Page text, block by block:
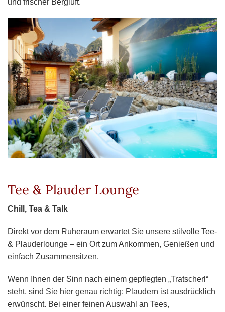
Tee & Plauder Lounge
Chill, Tea & Talk
Direkt vor dem Ruheraum erwartet Sie unsere stilvolle Tee-
& Plauderlounge – ein Ort zum Ankommen, Genießen und
einfach Zusammensitzen.
Wenn Ihnen der Sinn nach einem gepflegten „Tratscherl“
steht, sind Sie hier genau richtig: Plaudern ist ausdrücklich
erwünscht. Bei einer feinen Auswahl an Tees,